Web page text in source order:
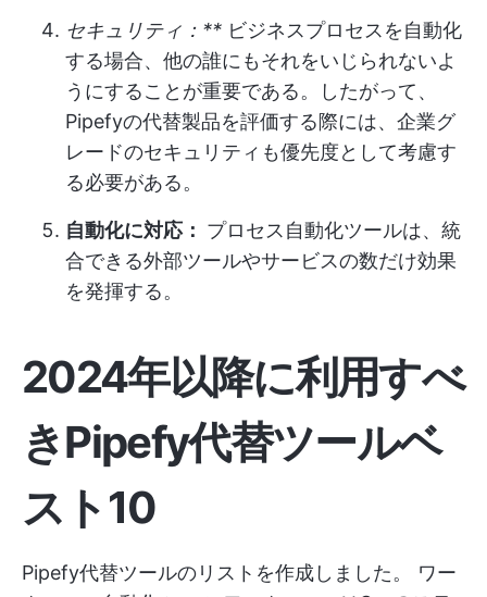
セキュリティ：** ビジネスプロセスを自動化
する場合、他の誰にもそれをいじられないよ
うにすることが重要である。したがって、
Pipefyの代替製品を評価する際には、企業グ
レードのセキュリティも優先度として考慮す
る必要がある。
自動化に対応： プロセス自動化ツールは、統
合できる外部ツールやサービスの数だけ効果
を発揮する。
2024年以降に利用すべ
きPipefy代替ツールベ
スト10
Pipefy代替ツールのリストを作成しました。 ワー